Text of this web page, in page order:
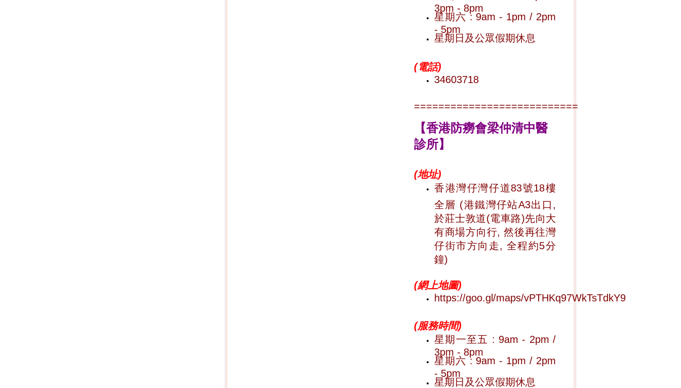
3pm - 8pm
星期六 : 9am - 1pm / 2pm
- 5pm
星期日及公眾假期休息
(電話)
34603718
===========================
【香港防癆會梁仲清中醫
診所】
(地址)
香港灣仔灣仔道83號18樓
全層 (港鐵灣仔站A3出口,
於莊士敦道(電車路)先向大
有商場方向行, 然後再往灣
仔街市方向走, 全程約5分
鐘)
(網上地圖)
https://goo.gl/maps/vPTHKq97WkTsTdkY9
(服務時間)
星期一至五 : 9am - 2pm /
3pm - 8pm
星期六 : 9am - 1pm / 2pm
- 5pm
星期日及公眾假期休息